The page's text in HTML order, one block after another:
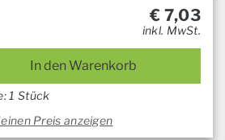
€ 7,03
inkl. MwSt.
In den Warenkorb
1 Stück
Preis anzeigen